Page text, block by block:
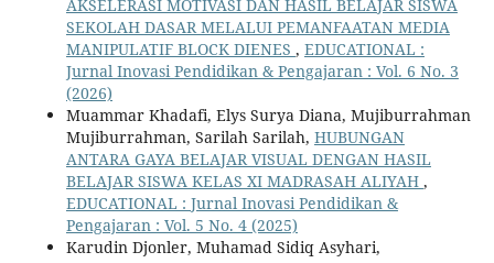
AKSELERASI MOTIVASI DAN HASIL BELAJAR SISWA
SEKOLAH DASAR MELALUI PEMANFAATAN MEDIA
MANIPULATIF BLOCK DIENES , EDUCATIONAL :
Jurnal Inovasi Pendidikan & Pengajaran : Vol. 6 No. 3
(2026)
Muammar Khadafi, Elys Surya Diana, Mujiburrahman
Mujiburrahman, Sarilah Sarilah, HUBUNGAN
ANTARA GAYA BELAJAR VISUAL DENGAN HASIL
BELAJAR SISWA KELAS XI MADRASAH ALIYAH ,
EDUCATIONAL : Jurnal Inovasi Pendidikan &
Pengajaran : Vol. 5 No. 4 (2025)
Karudin Djonler, Muhamad Sidiq Asyhari,